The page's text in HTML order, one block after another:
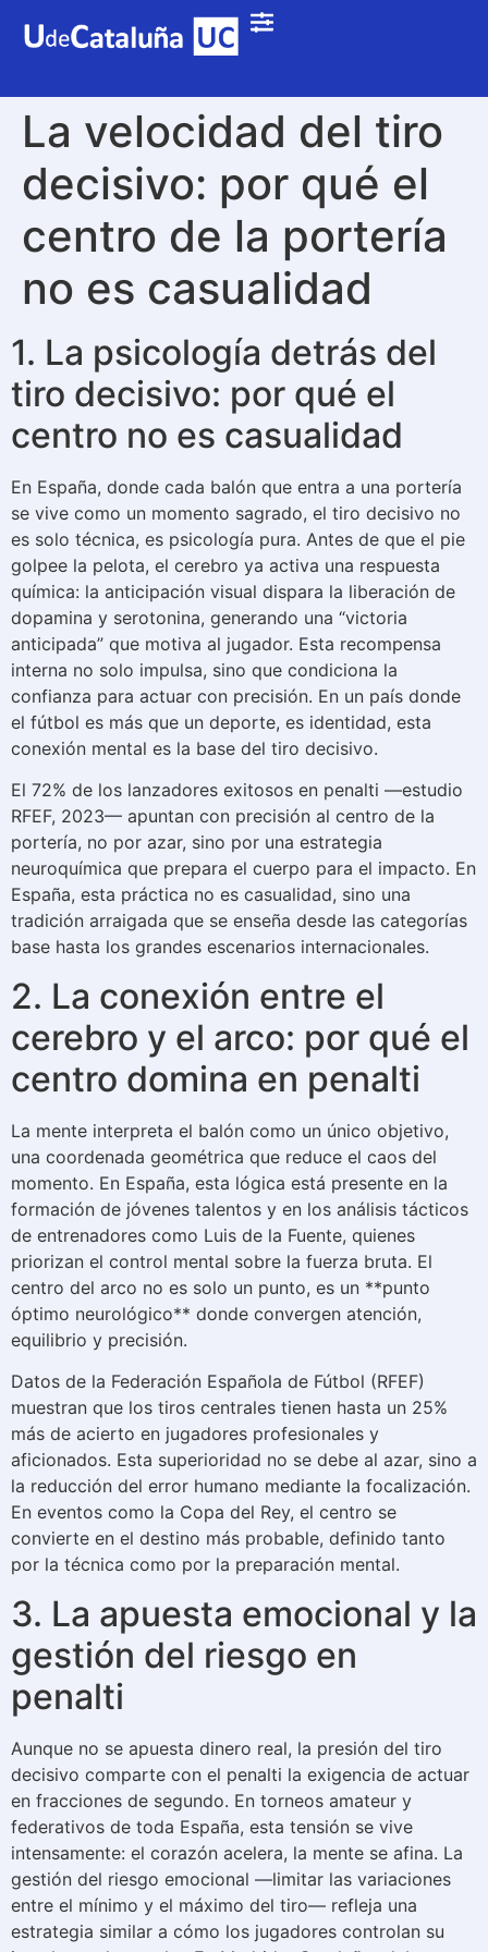
La velocidad del tiro
decisivo: por qué el
centro de la portería
no es casualidad
1. La psicología detrás del
tiro decisivo: por qué el
centro no es casualidad
En España, donde cada balón que entra a una portería
se vive como un momento sagrado, el tiro decisivo no
es solo técnica, es psicología pura. Antes de que el pie
golpee la pelota, el cerebro ya activa una respuesta
química: la anticipación visual dispara la liberación de
dopamina y serotonina, generando una “victoria
anticipada” que motiva al jugador. Esta recompensa
interna no solo impulsa, sino que condiciona la
confianza para actuar con precisión. En un país donde
el fútbol es más que un deporte, es identidad, esta
conexión mental es la base del tiro decisivo.
El 72% de los lanzadores exitosos en penalti —estudio
RFEF, 2023— apuntan con precisión al centro de la
portería, no por azar, sino por una estrategia
neuroquímica que prepara el cuerpo para el impacto. En
España, esta práctica no es casualidad, sino una
tradición arraigada que se enseña desde las categorías
base hasta los grandes escenarios internacionales.
2. La conexión entre el
cerebro y el arco: por qué el
centro domina en penalti
La mente interpreta el balón como un único objetivo,
una coordenada geométrica que reduce el caos del
momento. En España, esta lógica está presente en la
formación de jóvenes talentos y en los análisis tácticos
de entrenadores como Luis de la Fuente, quienes
priorizan el control mental sobre la fuerza bruta. El
centro del arco no es solo un punto, es un **punto
óptimo neurológico** donde convergen atención,
equilibrio y precisión.
Datos de la Federación Española de Fútbol (RFEF)
muestran que los tiros centrales tienen hasta un 25%
más de acierto en jugadores profesionales y
aficionados. Esta superioridad no se debe al azar, sino a
la reducción del error humano mediante la focalización.
En eventos como la Copa del Rey, el centro se
convierte en el destino más probable, definido tanto
por la técnica como por la preparación mental.
3. La apuesta emocional y la
gestión del riesgo en
penalti
Aunque no se apuesta dinero real, la presión del tiro
decisivo comparte con el penalti la exigencia de actuar
en fracciones de segundo. En torneos amateur y
federativos de toda España, esta tensión se vive
intensamente: el corazón acelera, la mente se afina. La
gestión del riesgo emocional —limitar las variaciones
entre el mínimo y el máximo del tiro— refleja una
estrategia similar a cómo los jugadores controlan su